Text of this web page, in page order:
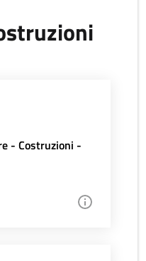
- Costruzioni -